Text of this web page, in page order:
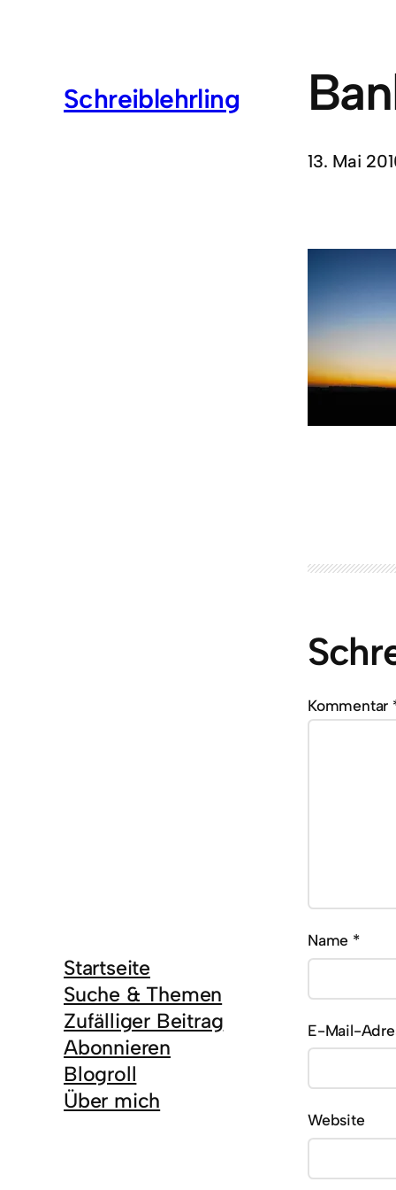
Schreiblehrling
Startseite
Suche & Themen
Zufälliger Beitrag
Abonnieren
Blogroll
Über mich
13. Mai
Kommentar
Name *
E-Mail-
Website